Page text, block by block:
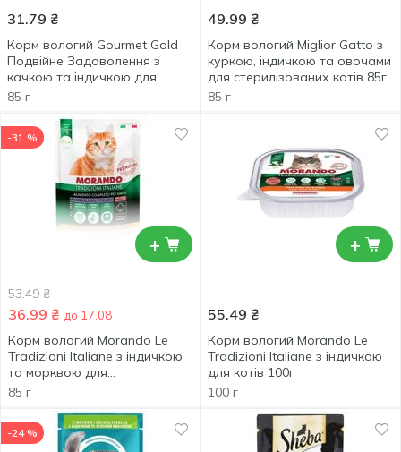
31.79 ₴
Корм вологий Gourmet Gold
Подвійне Задоволення з
качкою та індичкою для
дорослих котів 85г
85 г
49.99 ₴
Корм вологий Miglior Gatto з
куркою, індичкою та овочами
для стерилізованих котів 85г
85 г
+
-31 %
53.49 ₴
36.99 ₴ до 17.08
Корм вологий Morando Le
Tradizioni Italiane з індичкою
та морквою для
стерилізованих котів 85г
85 г
+
55.49 ₴
Корм вологий Morando Le
Tradizioni Italiane з індичкою
для котів 100г
100 г
-24 %